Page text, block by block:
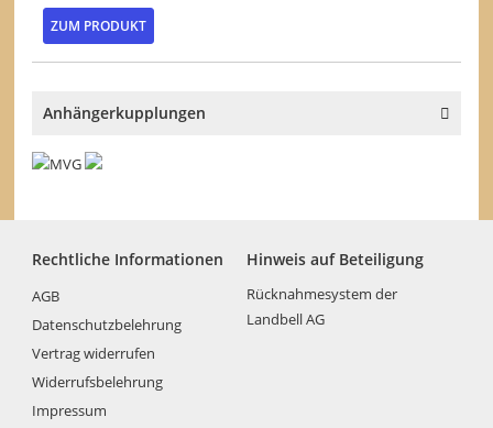
ZUM PRODUKT
Anhängerkupplungen
Rechtliche Informationen
AGB
Datenschutzbelehrung
Vertrag widerrufen
Widerrufsbelehrung
Impressum
Hinweis auf Beteiligung
Rücknahmesystem der
Landbell AG